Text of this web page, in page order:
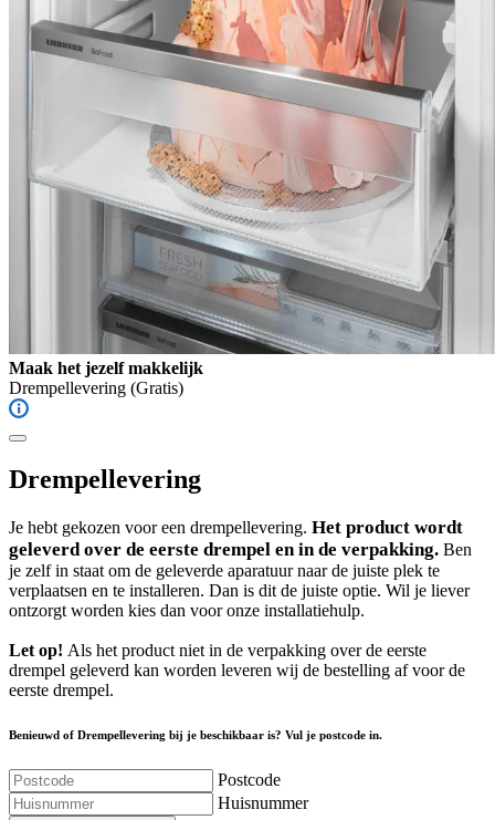
Maak het jezelf makkelijk
Drempellevering (Gratis)
Drempellevering
Je hebt gekozen voor een drempellevering. Het product wordt
geleverd over de eerste drempel en in de verpakking. Ben
je zelf in staat om de geleverde aparatuur naar de juiste plek te
verplaatsen en te installeren. Dan is dit de juiste optie. Wil je liever
ontzorgt worden kies dan voor onze installatiehulp.
Let op! Als het product niet in de verpakking over de eerste
drempel geleverd kan worden leveren wij de bestelling af voor de
eerste drempel.
Benieuwd of Drempellevering bij je beschikbaar is? Vul je postcode in.
Postcode
Huisnummer